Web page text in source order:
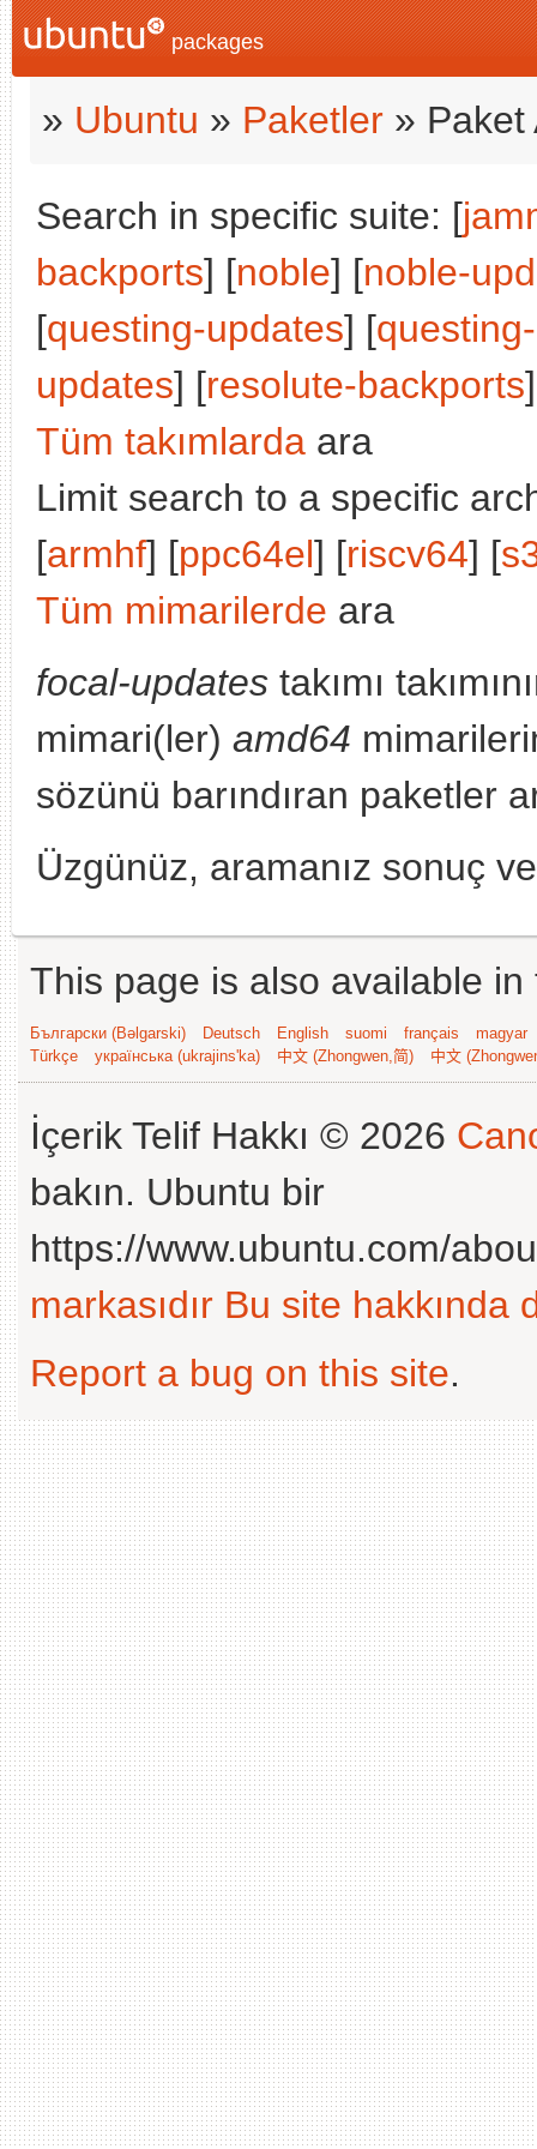
packages
» Ubuntu » Paketler » Paket
Search in specific suite: [
backports] [noble] [noble-
[questing-updates] [
updates] [resolute-backports
Tüm takımlarda ara
Limit search to a specific
[armhf] [ppc64el] [riscv64] [
Tüm mimarilerde ara
focal-updates takımı
mimari(ler) amd64
sözünü barındıran paketler
Üzgünüz, aramanız sonuç
This page is also available
Български (Bəlgarski) Deutsch English suomi français
magyar
Türkçe
українська (ukrajins'ka) 中文 (Zhongwen,简) 中文
İçerik Telif Hakkı © 2026
bakın. Ubuntu bir
https://www.ubuntu.com/
markasıdır Bu site hakkında
Report a bug on this site.